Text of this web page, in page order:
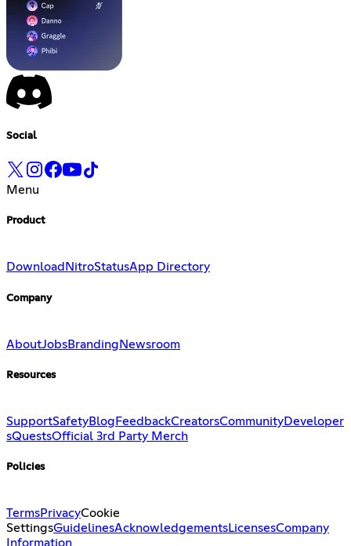
Social
Menu
Product
Download NitroStatusApp Directory
Company
AboutJobsBranding Newsroom
Resources
SupportSafetyBlog FeedbackCreatorsCommunityDeveloper
sQuestsOfficial 3rd Party Merch
Policies
TermsPrivacyCookie
SettingsGuidelinesAcknowledgementsLicensesCompany
Information